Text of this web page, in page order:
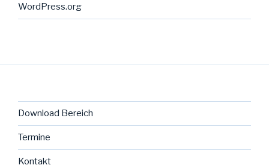
WordPress.org
Download Bereich
Termine
Kontakt